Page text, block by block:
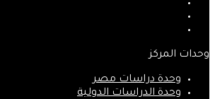
وحدات المركز
وحدة دراسات مصر
وحدة الدراسات الدولية